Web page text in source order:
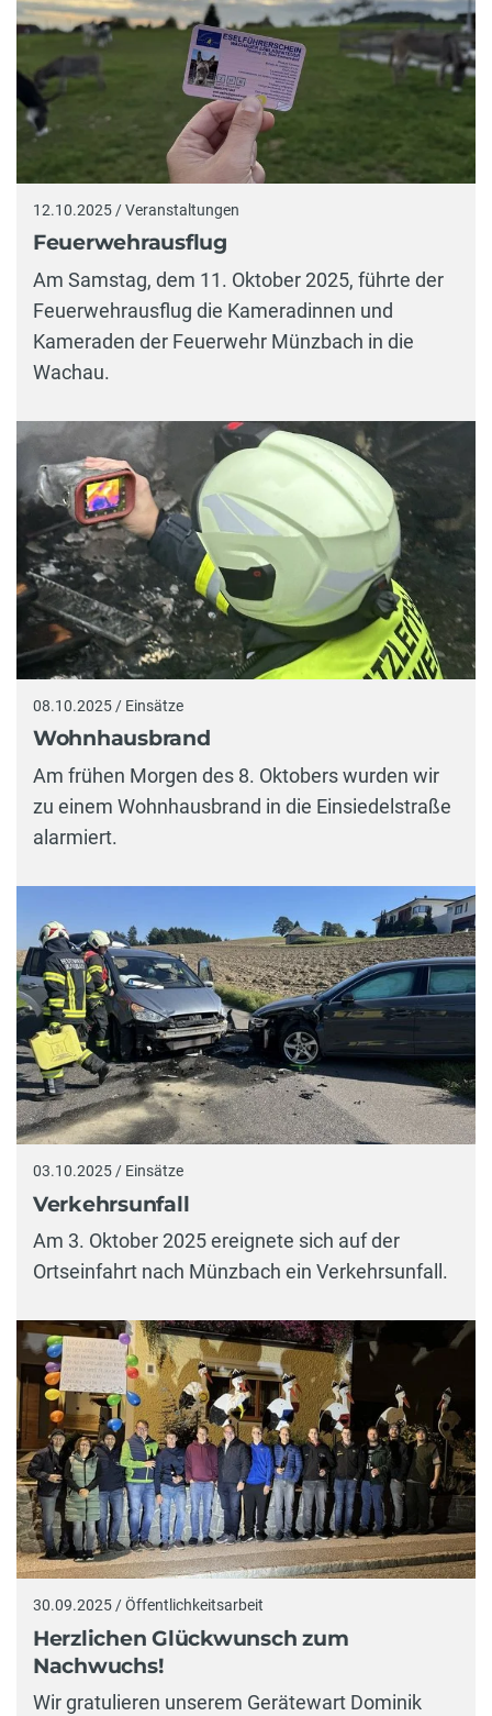
12.10.2025 / Veranstaltungen
Feuerwehrausflug
Am Samstag, dem 11. Oktober 2025, führte der
Feuerwehrausflug die Kameradinnen und
Kameraden der Feuerwehr Münzbach in die
Wachau.
08.10.2025 / Einsätze
Wohnhausbrand
Am frühen Morgen des 8. Oktobers wurden wir
zu einem Wohnhausbrand in die Einsiedelstraße
alarmiert.
03.10.2025 / Einsätze
Verkehrsunfall
Am 3. Oktober 2025 ereignete sich auf der
Ortseinfahrt nach Münzbach ein Verkehrsunfall.
30.09.2025 / Öffentlichkeitsarbeit
Herzlichen Glückwunsch zum
Nachwuchs!
Wir gratulieren unserem Gerätewart Dominik